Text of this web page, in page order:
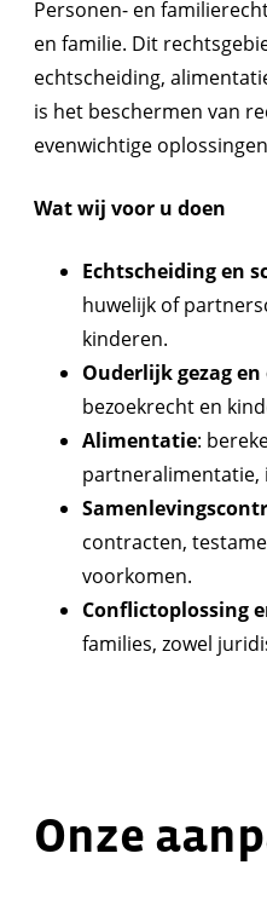
Personen- en
en familie. Dit
echtscheiding,
is het beschermen van
evenwichtige
Wat wij voor u doen
Echtscheiding en
huwelijk of
kinderen.
Ouderlijk gezag
bezoekrecht en
Alimentatie:
partneralimentatie,
contracten,
voorkomen.
Conflictoplossing
families, zowel
Onze